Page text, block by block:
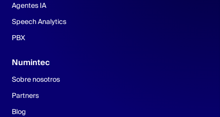
Agentes IA
Speech Analytics
PBX
Numintec
Sobre nosotros
Partners
Blog